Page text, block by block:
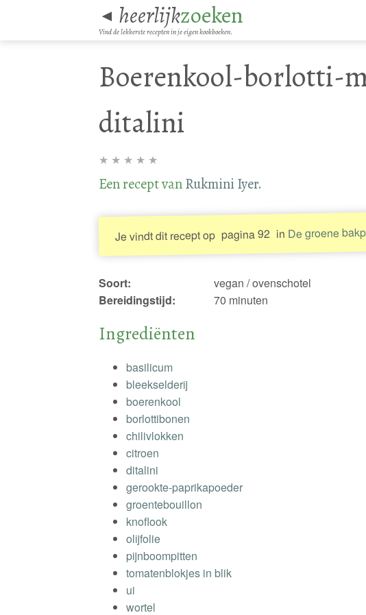
◄ heerlijkzoeken
Vind de lekkerste recepten in je eigen kookboeken.
Boerenkool-borlotti-
ditalini
★ ★ ★ ★ ★
Een recept vanRukmini Iyer.
Je vindt dit recept op pagina 92 in De groene
Soort:
vegan / ovenschotel
Bereidingstijd:
70 minuten
Ingrediënten
basilicum
bleekselderij
boerenkool
borlottibonen
chilivlokken
citroen
ditalini
gerookte-paprikapoeder
groentebouillon
knoflook
olijfolie
pijnboompitten
tomatenblokjes in blik
ui
wortel